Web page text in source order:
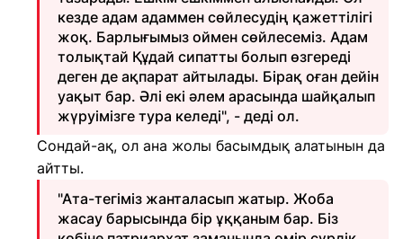
кезде адам адаммен сөйлесудің қажеттілігі
жоқ. Барлығымыз оймен сөйлесеміз. Адам
толықтай Құдай сипатты болып өзгереді
деген де ақпарат айтылады. Бірақ оған дейін
уақыт бар. Әлі екі әлем арасында шайқалып
жүруімізге тура келеді", - деді ол.
Сондай-ақ, ол ана жолы басымдық алатынын да
айтты.
"Ата-тегіміз жанталасып жатыр. Жоба
жасау барысында бір ұққаным бар. Біз